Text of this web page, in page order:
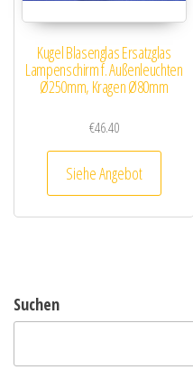
Kugel Blasenglas Ersatzglas
Lampenschirm f. Außenleuchten
Ø250mm, Kragen Ø80mm
€46.40
Siehe Angebot
Suchen